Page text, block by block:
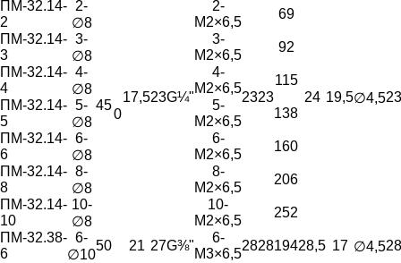
ПМ-32.14-
2
2-
∅8
45
0
17,523G¼"
2-
M2×6,5
2323
69
24 19,5∅4,523
ПМ-32.14-
3
3-
∅8
3-
M2×6,5
92
ПМ-32.14-
4
4-
∅8
4-
M2×6,5
115
ПМ-32.14-
5
5-
∅8
5-
M2×6,5
138
ПМ-32.14-
6
6-
∅8
6-
M2×6,5
160
ПМ-32.14-
8
8-
∅8
8-
M2×6,5
206
ПМ-32.14-
10
10-
∅8
10-
M2×6,5
252
ПМ-32.38-
6
6-
∅10
50 21 27G⅜"
6-
M3×6,5
282819428,5 17 ∅4,528